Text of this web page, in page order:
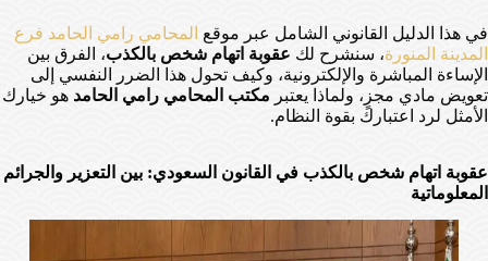
في هذا الدليل القانوني الشامل عبر موقع المحامي رامي الحامد فرع
المدينة المنورة، سنشرح لك عقوبة اتهام شخص بالكذب، الفرق بين
الإساءة المباشرة والإلكترونية، وكيف تحول هذا الضرر النفسي إلى
تعويض مادي مجزٍ، ولماذا يعتبر مكتب المحامي رامي الحامد هو خيارك
الأمثل لرد اعتبارك بقوة النظام.
عقوبة اتهام شخص بالكذب في القانون السعودي: بين التعزير والجرائم
المعلوماتية